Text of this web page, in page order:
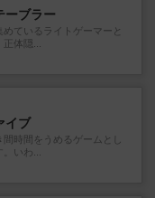
ーブラー
ているライトゲーマーと
体隠...
イブ
時間をうめるゲームとし
いわ...